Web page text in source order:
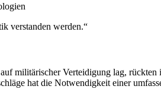
verstanden werden.“
militärischer Verteidigung lag, rückten
hat die Notwendigkeit einer